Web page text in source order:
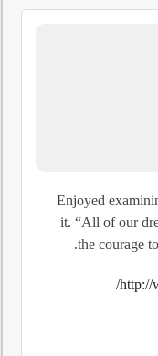
Enjoyed
it. “All of our
the courage
http://